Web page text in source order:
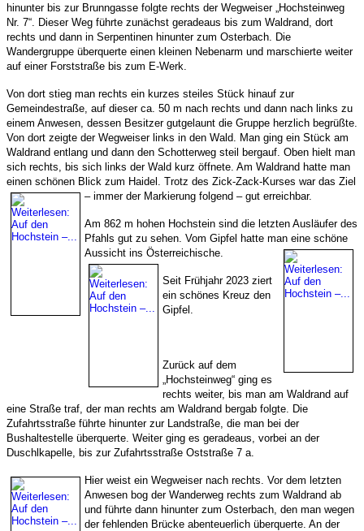
hinunter bis zur Brunngasse folgte rechts der Wegweiser „Hochsteinweg
Nr. 7“. Dieser Weg führte zunächst geradeaus bis zum Waldrand, dort
rechts und dann in Serpentinen hinunter zum Osterbach. Die
Wandergruppe überquerte einen kleinen Nebenarm und marschierte weiter
auf einer Forststraße bis zum E-Werk.
Von dort stieg man rechts ein kurzes steiles Stück hinauf zur
Gemeindestraße, auf dieser ca. 50 m nach rechts und dann nach links zu
einem Anwesen, dessen Besitzer gutgelaunt die Gruppe herzlich begrüßte.
Von dort zeigte der Wegweiser links in den Wald. Man ging ein Stück am
Waldrand entlang und dann den Schotterweg steil bergauf. Oben hielt man
sich rechts, bis sich links der Wald kurz öffnete. Am Waldrand hatte man
einen schönen Blick zum Haidel. Trotz des Zick-Zack-Kurses war das Ziel
– immer der Markierung folgend – gut erreichbar.
Am 862 m hohen Hochstein sind die letzten Ausläufer des
Pfahls gut zu sehen. Vom Gipfel hatte man eine schöne
Aussicht ins Österreichische.
Seit Frühjahr 2023 ziert
ein schönes Kreuz den
Gipfel.
Zurück auf dem
„Hochsteinweg“ ging es
rechts weiter, bis man am Waldrand auf
eine Straße traf, der man rechts am Waldrand bergab folgte. Die
Zufahrtsstraße führte hinunter zur Landstraße, die man bei der
Bushaltestelle überquerte. Weiter ging es geradeaus, vorbei an der
Duschlkapelle, bis zur Zufahrtsstraße Oststraße 7 a.
Hier weist ein Wegweiser nach rechts. Vor dem letzten
Anwesen bog der Wanderweg rechts zum Waldrand ab
und führte dann hinunter zum Osterbach, den man wegen
der fehlenden Brücke abenteuerlich überquerte. An der